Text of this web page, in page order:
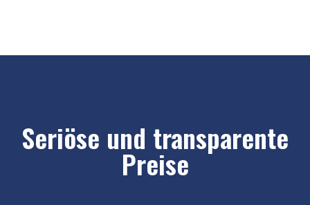
Seriöse und transparente
Preise